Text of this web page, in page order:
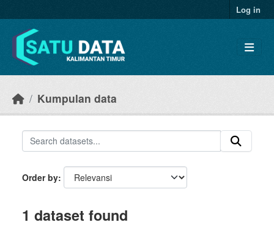
Log in
Kumpulan data
Order by
1 dataset found